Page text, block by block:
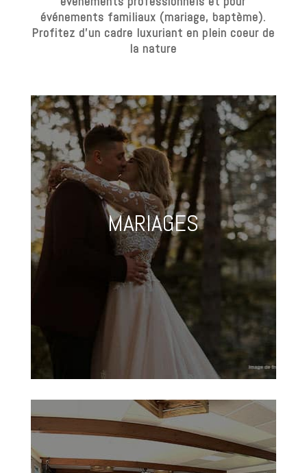
événements familiaux (mariage, baptème).
Profitez d’un cadre luxuriant en plein coeur de
la nature
MARIAGES